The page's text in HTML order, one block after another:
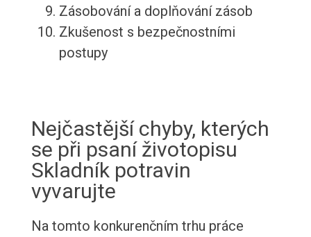
Zásobování a doplňování zásob
Zkušenost s bezpečnostními
postupy
Nejčastější chyby, kterých
se při psaní životopisu
Skladník potravin
vyvarujte
Na tomto konkurenčním trhu práce